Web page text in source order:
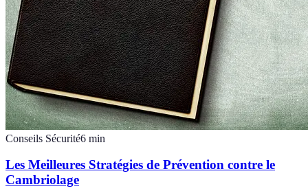
Conseils Sécurité6 min
Les Meilleures Stratégies de Prévention contre le
Cambriolage